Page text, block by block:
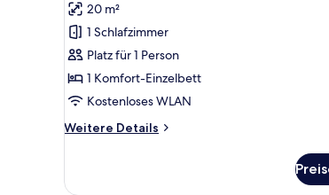
Schlafzimmer,
Nichtraucher,
Stadtblick
anzeigen
20 m²
1 Schlafzimmer
Platz für 1 Person
1 Komfort-Einzelbett
Kostenloses WLAN
Weitere Details
Weitere
Einzelzimmer,